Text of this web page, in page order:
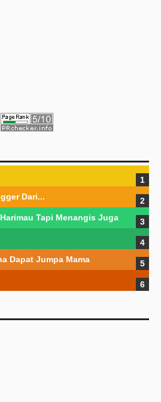
Dari...
Tapi Menangis Juga
Dapat Jumpa Mama